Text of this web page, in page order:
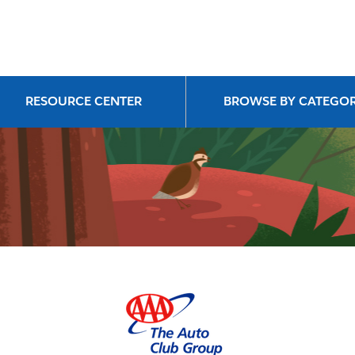
RESOURCE CENTER BROWSE BY